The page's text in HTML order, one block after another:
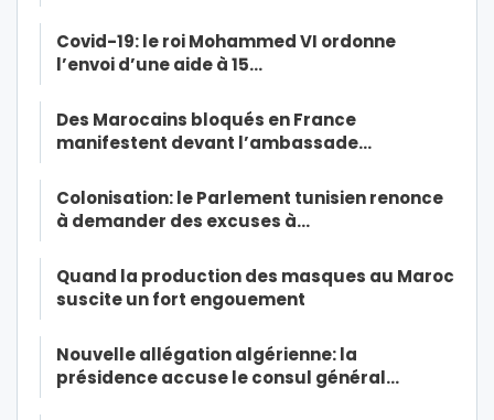
Covid-19: le roi Mohammed VI ordonne
l’envoi d’une aide à 15…
Des Marocains bloqués en France
manifestent devant l’ambassade…
Colonisation: le Parlement tunisien renonce
à demander des excuses à…
Quand la production des masques au Maroc
suscite un fort engouement
Nouvelle allégation algérienne: la
présidence accuse le consul général…